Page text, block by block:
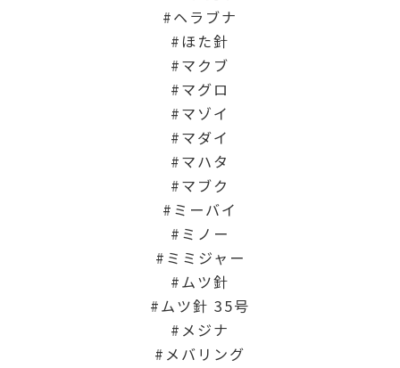
ヘラブナ
ほた針
マクブ
マグロ
マゾイ
マダイ
マハタ
マブク
ミーバイ
ミノー
ミミジャー
ムツ針
ムツ針 35号
メジナ
メバリング